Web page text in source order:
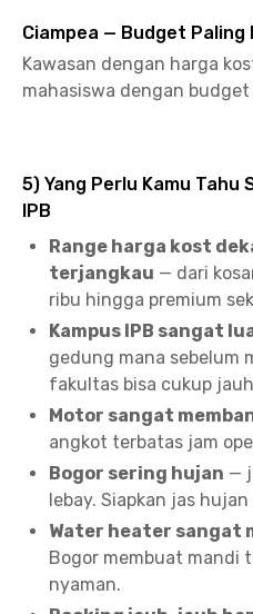
Ciampea — Budget
Kawasan dengan harga
mahasiswa dengan
5) Yang Perlu Kamu Tahu
IPB
Range harga kost
terjangkau — dari
ribu hingga premium
Kampus IPB sangat
gedung mana sebelum
fakultas bisa cukup
Motor sangat
angkot terbatas jam
Bogor sering hujan —
lebay. Siapkan jas
Water heater sangat
Bogor membuat mandi
nyaman.